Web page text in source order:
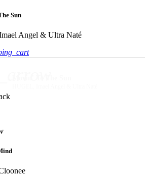
Sun
Angel & Ultra Naté